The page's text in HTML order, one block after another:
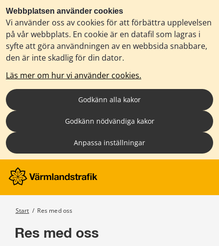
Webbplatsen använder cookies
Vi använder oss av cookies för att förbättra upplevelsen
på vår webbplats. En cookie är en datafil som lagras i
syfte att göra användningen av en webbsida snabbare,
den är inte skadlig för din dator.
Läs mer om hur vi använder cookies.
Godkänn alla kakor
Godkänn nödvändiga kakor
Anpassa inställningar
Start / Res med oss
Res med oss